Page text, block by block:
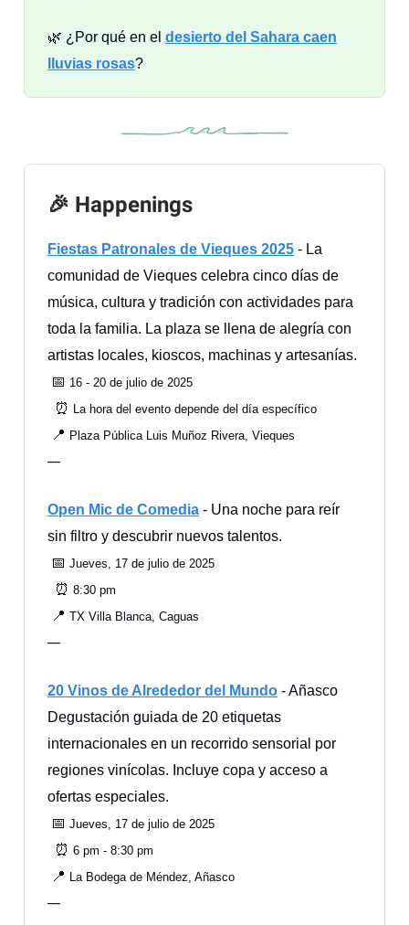
🌿 ¿Por qué en el desierto del Sahara caen
lluvias rosas?
🎉 Happenings
Fiestas Patronales de Vieques 2025 - La
comunidad de Vieques celebra cinco días de
música, cultura y tradición con actividades para
toda la familia. La plaza se llena de alegría con
artistas locales, kioscos, machinas y artesanías.
📅 16 - 20 de julio de 2025
⏰ La hora del evento depende del día específico
📍 Plaza Pública Luis Muñoz Rivera, Vieques
—
Open Mic de Comedia - Una noche para reír
sin filtro y descubrir nuevos talentos.
📅 Jueves, 17 de julio de 2025
⏰ 8:30 pm
📍 TX Villa Blanca, Caguas
—
20 Vinos de Alrededor del Mundo - Añasco
Degustación guiada de 20 etiquetas
internacionales en un recorrido sensorial por
regiones vinícolas. Incluye copa y acceso a
ofertas especiales.
📅 Jueves, 17 de julio de 2025
⏰ 6 pm - 8:30 pm
📍 La Bodega de Méndez, Añasco
—